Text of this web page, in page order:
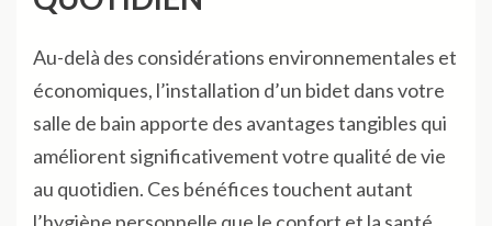
Au-delà des considérations environnementales et
économiques, l’installation d’un bidet dans votre
salle de bain apporte des avantages tangibles qui
améliorent significativement votre qualité de vie
au quotidien. Ces bénéfices touchent autant